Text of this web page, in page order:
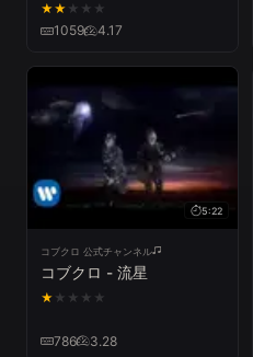
★★ ★ ★ ★
1059 4.17
5:22
コブクロ 公式チャンネル
コブクロ - 流星
★ ★ ★ ★ ★
786 3.28